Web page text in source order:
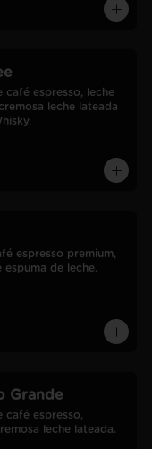
café espresso, leche
leche lateada
espresso premium,
espuma de leche.
Grande
café espresso,
leche lateada.